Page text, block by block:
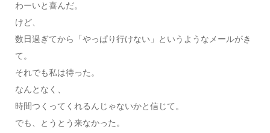
わーいと喜んだ。
けど、
数日過ぎてから「やっぱり行けない」というようなメールがき
て。
それでも私は待った。
なんとなく、
時間つくってくれるんじゃないかと信じて。
でも、とうとう来なかった。